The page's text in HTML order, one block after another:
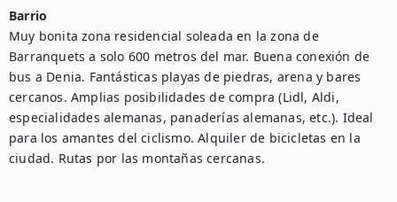
Barrio
Muy bonita zona residencial soleada en la zona de
Barranquets a solo 600 metros del mar. Buena conexión de
bus a Denia. Fantásticas playas de piedras, arena y bares
cercanos. Amplias posibilidades de compra (Lidl, Aldi,
especialidades alemanas, panaderías alemanas, etc.). Ideal
para los amantes del ciclismo. Alquiler de bicicletas en la
ciudad. Rutas por las montañas cercanas.